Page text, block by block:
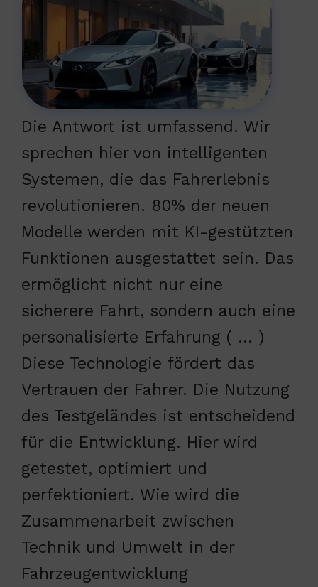
Die Antwort ist umfassend. Wir
sprechen hier von intelligenten
Systemen, die das Fahrerlebnis
revolutionieren. 80% der neuen
Modelle werden mit KI-gestützten
Funktionen ausgestattet sein. Das
ermöglicht nicht nur eine
sicherere Fahrt, sondern auch eine
personalisierte Erfahrung ( … )
Diese Technologie fördert das
Vertrauen der Fahrer. Die Nutzung
des Testgeländes ist entscheidend
für die Entwicklung. Hier wird
getestet, optimiert und
perfektioniert. Wie wird die
Zusammenarbeit zwischen
Technik und Umwelt in der
Fahrzeugentwicklung